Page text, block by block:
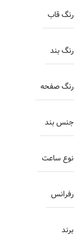
رنگ قاب
رنگ بند
رنگ صفحه
جنس بند
نوع ساعت
رفرانس
برند